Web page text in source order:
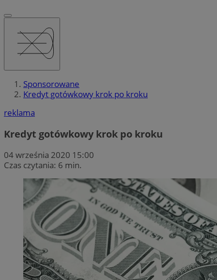
Sponsorowane
Kredyt gotówkowy krok po kroku
reklama
Kredyt gotówkowy krok po kroku
04 września 2020 15:00
Czas czytania: 6 min.